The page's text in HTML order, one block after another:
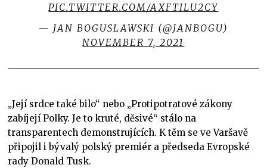
PIC.TWITTER.COM/AXFTILU2CY
— JAN BOGUSLAWSKI (@JANBOGU)
NOVEMBER 7, 2021
„Její srdce také bilo“ nebo „Protipotratové zákony
zabíjejí Polky. Je to kruté, děsivé“ stálo na
transparentech demonstrujících. K těm se ve Varšavě
připojil i bývalý polský premiér a předseda Evropské
rady Donald Tusk.